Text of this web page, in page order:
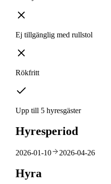
Ej tillgänglig med rullstol
Rökfritt
Upp till 5 hyresgäster
Hyresperiod
2026-01-10 2026-04-26
Hyra